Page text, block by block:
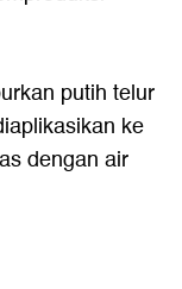
putih telur
ke
dengan air